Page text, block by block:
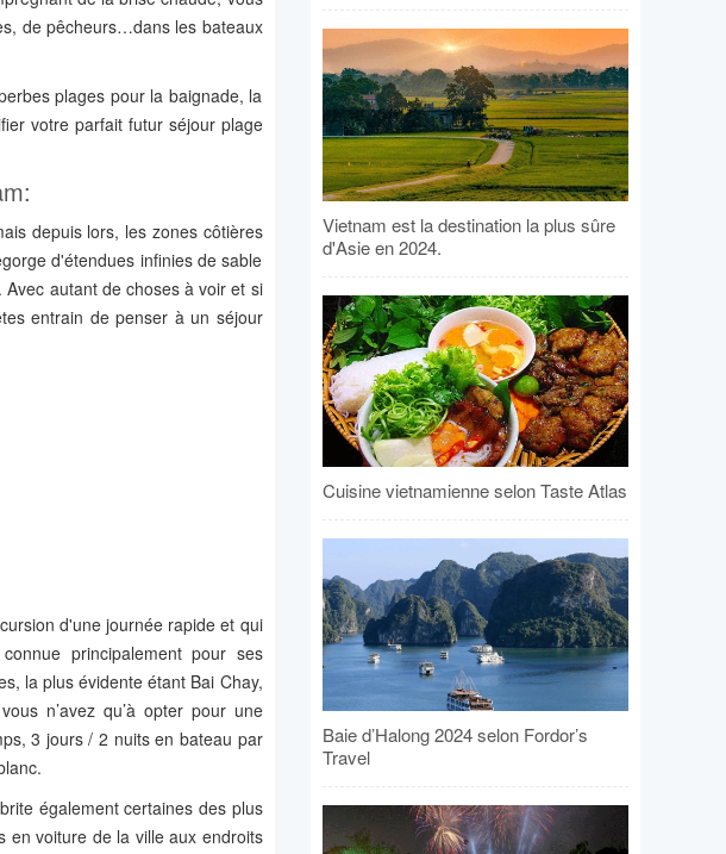
de pêcheurs…dans les bateaux
plages pour la baignade, la
votre parfait futur séjour plage
depuis lors, les zones côtières
d'étendues infinies de sable
autant de choses à voir et si
entrain de penser à un séjour
d'une journée rapide et qui
principalement pour ses
la plus évidente étant Bai Chay,
n’avez qu’à opter pour une
3 jours / 2 nuits en bateau par
également certaines des plus
en voiture de la ville aux endroits
Vietnam est la destination la plus sûre
d'Asie en 2024.
Cuisine vietnamienne selon Taste Atlas
Baie d’Halong 2024 selon Fordor’s
Travel